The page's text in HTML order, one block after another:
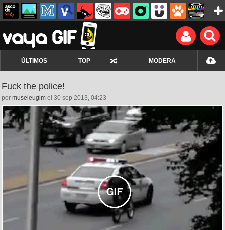
ÚLTIMOS TOP MODERA
Fuck the police!
por museleugim el 30 sep 2013, 04:23